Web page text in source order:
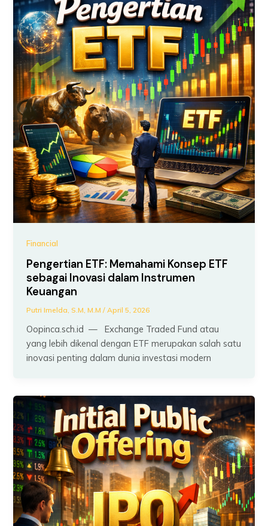
Financial
Pengertian ETF: Memahami Konsep ETF
sebagai Inovasi dalam Instrumen
Keuangan
Putri Imelda, S.M, M.M/April 5, 2026
Oopinca.sch.id — Exchange Traded Fund atau
yang lebih dikenal dengan ETF merupakan salah satu
inovasi penting dalam dunia investasi modern